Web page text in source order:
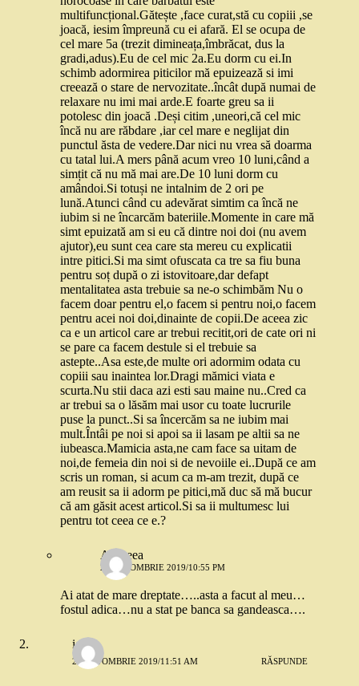
multifuncțional.Gătește ,face curat,stă cu copiii ,se
joacă, iesim împreună cu ei afară. El se ocupa de
cel mare 5a (trezit dimineața,îmbrăcat, dus la
gradi,adus).Eu de cel mic 2a.Eu dorm cu ei.In
schimb adormirea piticilor mă epuizează si imi
creează o stare de nervozitate..încât după numai de
relaxare nu imi mai arde.E foarte greu sa ii
potolesc din joacă .Deși citim ,uneori,că cel mic
încă nu are răbdare ,iar cel mare e neglijat din
punctul ăsta de vedere.Dar nici nu vrea să doarma
cu tatal lui.A mers până acum vreo 10 luni,când a
simțit că nu mă mai are.De 10 luni dorm cu
amândoi.Si totuși ne intalnim de 2 ori pe
lună.Atunci când cu adevărat simtim ca încă ne
iubim si ne încarcăm bateriile.Momente in care mă
simt epuizată am si eu că dintre noi doi (nu avem
ajutor),eu sunt cea care sta mereu cu explicatii
intre pitici.Si ma simt ofuscata ca tre sa fiu buna
pentru soț după o zi istovitoare,dar defapt
mentalitatea asta trebuie sa ne-o schimbăm Nu o
facem doar pentru el,o facem si pentru noi,o facem
pentru acei noi doi,dinainte de copii.De aceea zic
ca e un articol care ar trebui recitit,ori de cate ori ni
se pare ca facem destule si el trebuie sa
astepte..Asa este,de multe ori adormim odata cu
copiii sau inaintea lor.Dragi mămici viata e
scurta.Nu stii daca azi esti sau maine nu..Cred ca
ar trebui sa o lăsăm mai usor cu toate lucrurile
puse la punct..Si sa încercăm sa ne iubim mai
mult.Întâi pe noi si apoi sa ii lasam pe altii sa ne
iubeasca.Mamicia asta,ne cam face sa uitam de
noi,de femeia din noi si de nevoiile ei..După ce am
scris un roman, si acum ca m-am trezit, după ce
am reusit sa ii adorm pe pitici,mă duc să mă bucur
că am găsit acest articol.Si sa ii multumesc lui
pentru tot ceea ce e.?
Andreea
29 OCTOMBRIE 2019/10:55 PM
Ai atat de mare dreptate…..asta a facut al meu…
fostul adica…nu a stat pe banca sa gandeasca….
ioana
28 OCTOMBRIE 2019/11:51 AM RĂSPUNDE